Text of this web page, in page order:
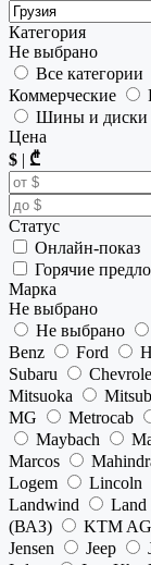
Категория
Не выбрано
Все категории
Коммерческие
Шины и диски
Цена
$ | ₾
Статус
Онлайн-показ
Горячие
Марка
Не выбрано
Не выбрано
Benz
Ford
Subaru
Mitsuoka
MG
Metrocab
Maybach
Marcos
Logem
Lincoln
Landwind
Land
(ВАЗ)
KTM AG
Jensen
Jeep